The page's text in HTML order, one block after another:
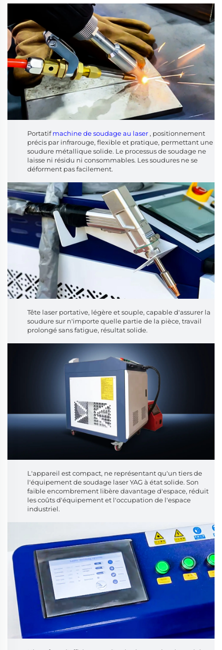
Portatifmachine de soudage au laser , positionnement
précis par infrarouge, flexible et pratique, permettant une
soudure métallique solide. Le processus de soudage ne
laisse ni résidu ni consommables. Les soudures ne se
déforment pas facilement.
Tête laser portative, légère et souple, capable d'assurer la
soudure sur n'importe quelle partie de la pièce, travail
prolongé sans fatigue, résultat solide.
L'appareil est compact, ne représentant qu'un tiers de
l'équipement de soudage laser YAG à état solide. Son
faible encombrement libère davantage d'espace, réduit
les coûts d'équipement et l'occupation de l'espace
industriel.